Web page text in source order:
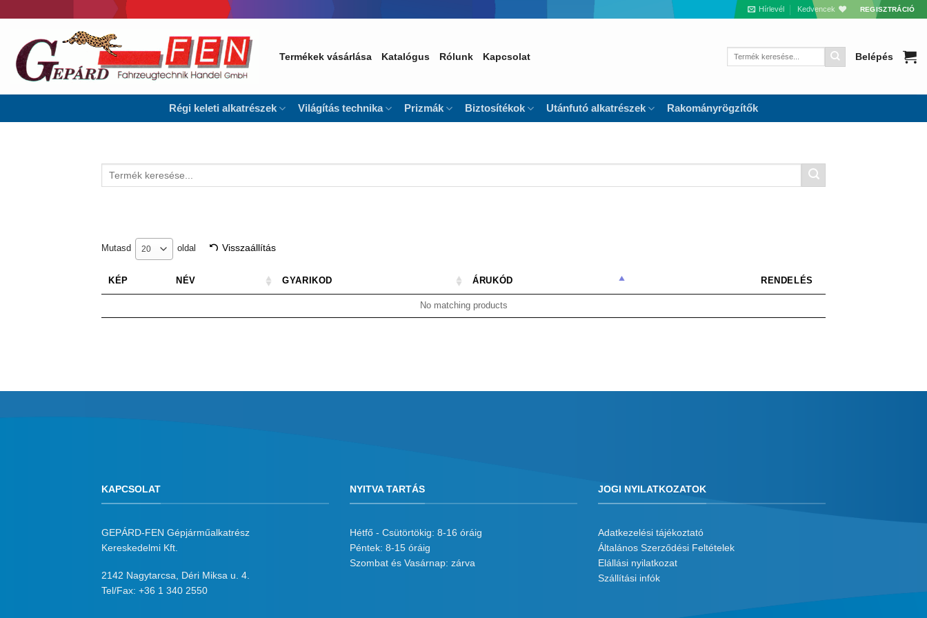
to
Hírlevél Kedvencek REGISZTRÁCIÓ
Termékek vásárlása Katalógus Rólunk Kapcsolat
Keresés
Belépés
Régi keleti alkatrészek Világítás technika Prizmák Biztosítékok Utánfutó alkatrészek Rakományrögzítők
Keresés
Mutasd 20 oldal Visszaállítás
KÉP NÉV GYARIKOD ÁRUKÓD RENDELÉS
No matching products
KAPCSOLAT
GEPÁRD-FEN Gépjárműalkatrész
Kereskedelmi Kft.
2142 Nagytarcsa, Déri Miksa u. 4.
Tel/Fax: +36 1 340 2550
NYITVA TARTÁS
Hétfő - Csütörtökig: 8-16 óráig
Péntek: 8-15 óráig
Szombat és Vasárnap: zárva
JOGI NYILATKOZATOK
Adatkezelési tájékoztató
Általános Szerződési Feltételek
Elállási nyilatkozat
Szállítási infók